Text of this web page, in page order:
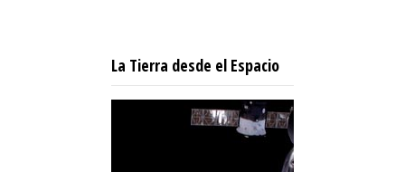
La Tierra desde el Espacio